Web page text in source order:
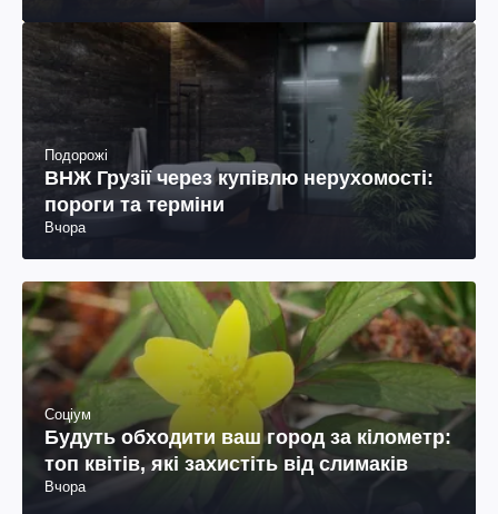
Подорожі
ВНЖ Грузії через купівлю нерухомості:
пороги та терміни
Вчора
Соціум
Будуть обходити ваш город за кілометр:
топ квітів, які захистіть від слимаків
Вчора